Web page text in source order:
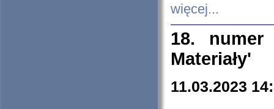
więcej...
18. numer
Materiały'
11.03.2023